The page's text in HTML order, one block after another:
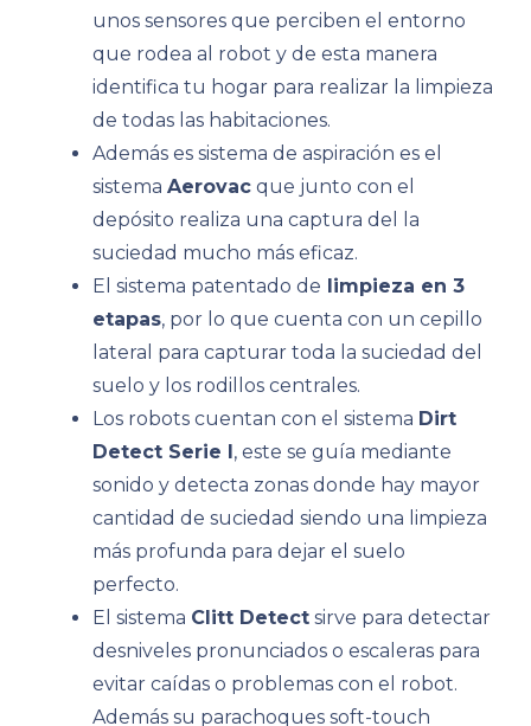
unos sensores que perciben el entorno
que rodea al robot y de esta manera
identifica tu hogar para realizar la limpieza
de todas las habitaciones.
Además es sistema de aspiración es el
sistema Aerovac que junto con el
depósito realiza una captura del la
suciedad mucho más eficaz.
El sistema patentado de limpieza en 3
etapas, por lo que cuenta con un cepillo
lateral para capturar toda la suciedad del
suelo y los rodillos centrales.
Los robots cuentan con el sistema Dirt
Detect Serie I, este se guía mediante
sonido y detecta zonas donde hay mayor
cantidad de suciedad siendo una limpieza
más profunda para dejar el suelo
perfecto.
El sistema Clitt Detect sirve para detectar
desniveles pronunciados o escaleras para
evitar caídas o problemas con el robot.
Además su parachoques soft-touch